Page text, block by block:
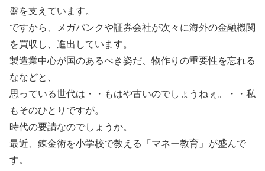
盤を支えています。
ですから、メガバンクや証券会社が次々に海外の金融機関
を買収し、進出しています。
製造業中心が国のあるべき姿だ、物作りの重要性を忘れる
ななどと、
思っている世代は・・もはや古いのでしょうねぇ。・・私
もそのひとりですが。
時代の要請なのでしょうか。
最近、錬金術を小学校で教える「マネー教育」が盛んで
す。